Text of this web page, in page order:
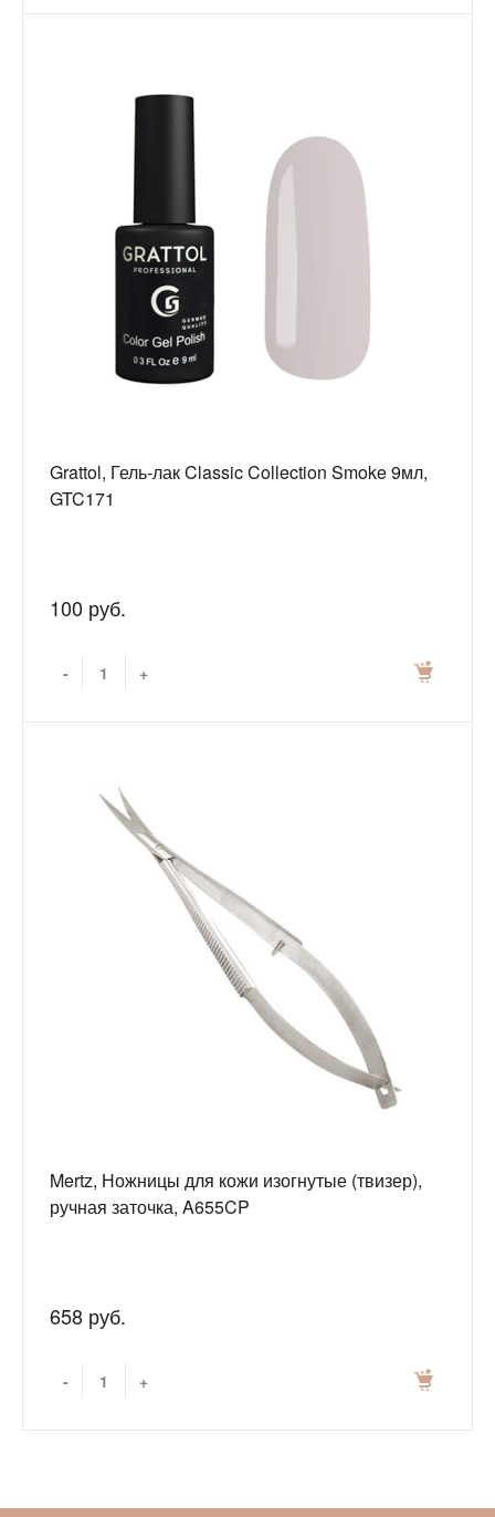
Grattol, Гель-лак Classic Collection Smoke 9мл,
GTC171
100 руб.
- +
Mertz, Ножницы для кожи изогнутые (твизер),
ручная заточка, A655CP
658 руб.
- +